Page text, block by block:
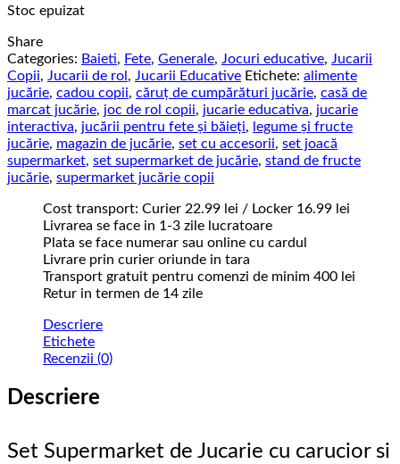
Stoc epuizat
Share
Categories: Baieti, Fete, Generale, Jocuri educative, Jucarii
Copii, Jucarii de rol , Jucarii Educative Etichete: alimente
jucărie, cadou copii, căruț de cumpărături jucărie, casă de
marcat jucărie, joc de rol copii, jucarie educativa, jucarie
interactiva, jucării pentru fete și băieți, legume și fructe
jucărie, magazin de jucărie, set cu accesorii, set joacă
supermarket, set supermarket de jucărie, stand de fructe
jucărie, supermarket jucărie copii
Cost transport: Curier 22.99 lei / Locker 16.99 lei
Livrarea se face in 1-3 zile lucratoare
Plata se face numerar sau online cu cardul
Livrare prin curier oriunde in tara
Transport gratuit pentru comenzi de minim 400 lei
Retur in termen de 14 zile
Descriere
Etichete
Recenzii (0)
Descriere
Set Supermarket de Jucarie cu carucior si